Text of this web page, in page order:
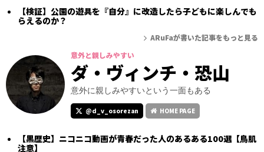
【検証】公園の遊具を『自分』に改造したら子どもに楽しんでも
らえるのか？
ARuFaが書いた記事をもっと見る
意外と親しみやすい
ダ・ヴィンチ・恐山
意外に親しみやすいという一面もある
@d_v_osorezan HOME PAGE
【黒歴史】ニコニコ動画が青春だった人のあるある100選【鳥肌
注意】